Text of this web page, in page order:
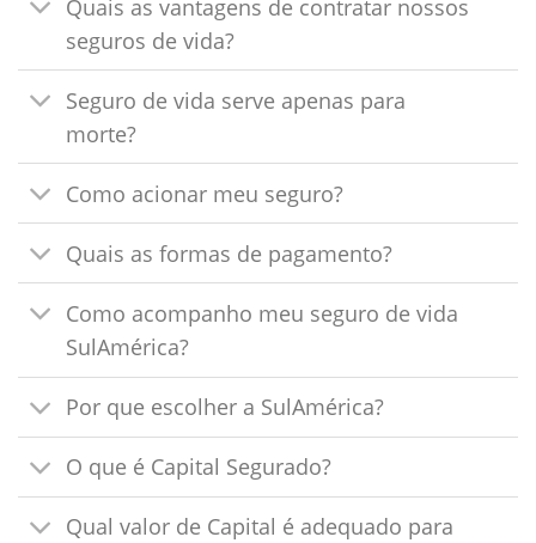
Quais as vantagens de contratar nossos
seguros de vida?
Seguro de vida serve apenas para
morte?
Como acionar meu seguro?
Quais as formas de pagamento?
Como acompanho meu seguro de vida
SulAmérica?
Por que escolher a SulAmérica?
O que é Capital Segurado?
Qual valor de Capital é adequado para